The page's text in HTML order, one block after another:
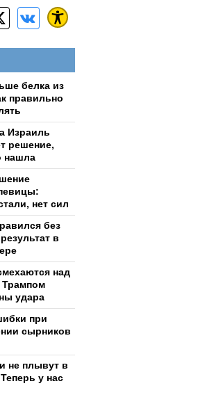
белка из
правильно
Израиль
решение,
нашла
нет сил
без
в
над
удара
при
сырников
не плывут в
у нас